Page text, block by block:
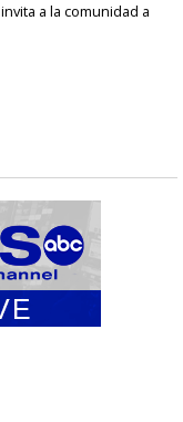
a la comunidad a